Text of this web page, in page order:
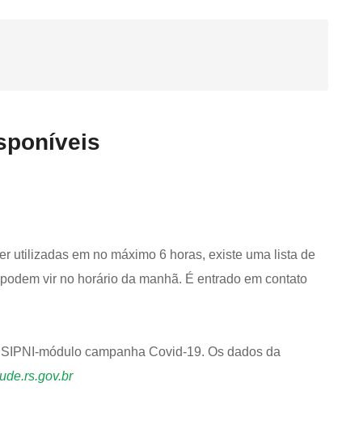
utilizadas em no máximo 6 horas, existe uma lista de
vir no horário da manhã. É entrado em contato
módulo campanha Covid-19. Os dados da